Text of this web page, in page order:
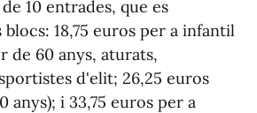
10 entrades, que es
18,75 euros per a infantil
de 60 anys, aturats,
d'elit; 26,25 euros
anys); i 33,75 euros per a